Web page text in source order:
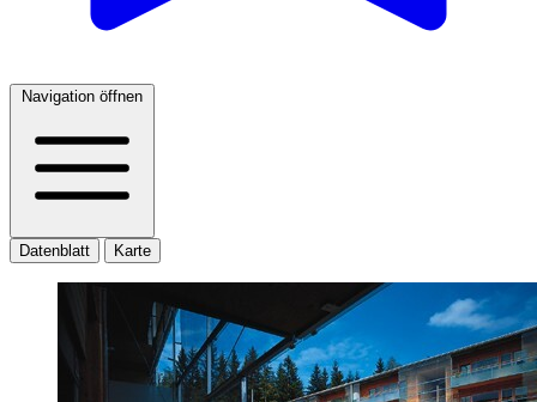
Navigation öffnen
Datenblatt Karte